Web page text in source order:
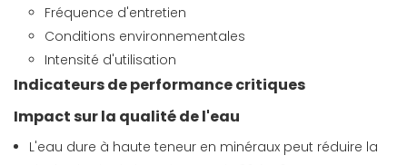
Fréquence d'entretien
Conditions environnementales
Intensité d'utilisation
Indicateurs de performance critiques
Impact sur la qualité de l'eau
L'eau dure à haute teneur en minéraux peut réduire la